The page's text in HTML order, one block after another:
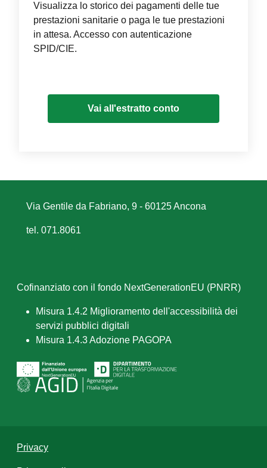
Visualizza lo storico dei pagamenti delle tue
prestazioni sanitarie o paga le tue prestazioni
in attesa. Accesso con autenticazione
SPID/CIE.
Vai all'estratto conto
Via Gentile da Fabriano, 9 - 60125 Ancona
tel. 071.8061
Cofinanziato con il fondo NextGenerationEU (PNRR)
Misura 1.4.2 Miglioramento dell'accessibilità dei
servizi pubblici digitali
Misura 1.4.3 Adozione PAGOPA
Privacy